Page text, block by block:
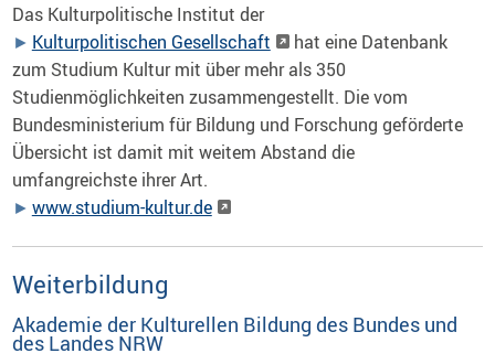
Das Kulturpolitische Institut der
Kulturpolitischen Gesellschaft
hat eine Datenbank
zum Studium Kultur mit über mehr als 350
Studienmöglichkeiten zusammengestellt. Die vom
Bundesministerium für Bildung und Forschung geförderte
Übersicht ist damit mit weitem Abstand die
umfangreichste ihrer Art.
www.studium-kultur.de
Weiterbildung
Akademie der Kulturellen Bildung des Bundes und
des Landes NRW